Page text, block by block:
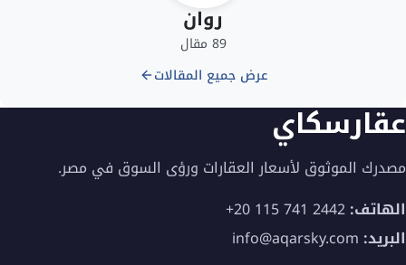
روان
89 مقال
عرض جميع المقالات
عقارسكاي
مصدرك الموثوق لأسعار العقارات ورؤى السوق في مصر.
الهاتف:+20 115 741 2442
البريد: info@aqarsky.com